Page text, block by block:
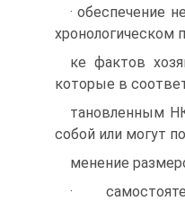
· обеспечение
хронологическом
ке фактов
которые в
тановленным
собой или могут
менение
·